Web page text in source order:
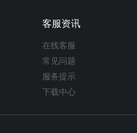
客服资讯
在线客服
常见问题
服务提示
下载中心